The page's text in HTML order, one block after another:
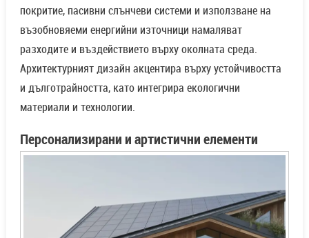
покритие, пасивни слънчеви системи и използване на
възобновяеми енергийни източници намаляват
разходите и въздействието върху околната среда.
Архитектурният дизайн акцентира върху устойчивостта
и дълготрайността, като интегрира екологични
материали и технологии.
Персонализирани и артистични елементи